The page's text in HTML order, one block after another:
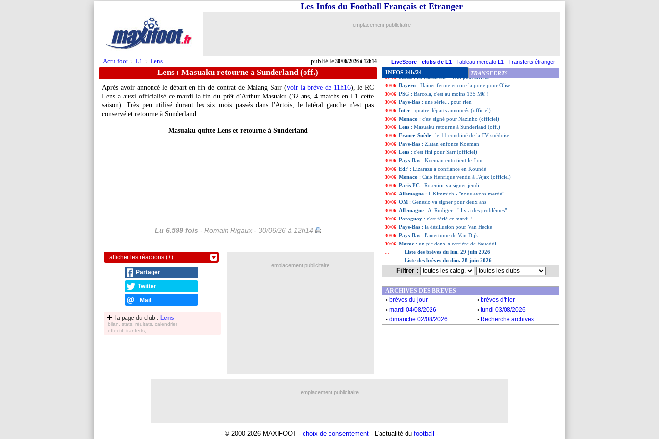
Actu foot > L1 > Lens publié le30/06/2026 à 12h14
Les Infos du Football Français et Etranger
emplacement publicitaire
LiveScore - clubs de L1 - Tableau mercato L1 - Transferts étranger
Lens : Masuaku retourne à Sunderland (off.)
Après avoir annoncé le départ en fin de contrat de Malang Sarr (voir la brève de 11h16), le RC
Lens a aussi officialisé ce mardi la fin du prêt d'Arthur Masuaku(32 ans, 4 matchs en L1 cette
saison). Très peu utilisé durant les six mois passés dans l'Artois, le latéral gauche n'est pas
conservé et retourne à Sunderland.
Masuaku quitte Lens et retourne à Sunderland
Lu 6.599 fois - Romain Rigaux - 30/06/26 à 12h14
afficher les réactions (+)
Partager
Twitter
Mail
la page du club : Lens
bilan, stats, réultats, calendrier,
effectif, tranferts, ...
INFOS 24h/24 TRANSFERTS
30/06 Iran: un ministre US savoure l'élimination
30/06 Bordeaux: le club envoyé en 6e division !
30/06 PSG
30/06 Allemagne: Klopp charge Undav
30/06 CAN: l'élargissement rejeté
: K. Källström - "tout peut arriver"
30/06 Bayern : Hainer ferme encore la porte pour Olise
30/06 PSG : Barcola, c'est au moins 135 M€ !
30/06 Pays-Bas : une série... pour rien
30/06 Inter : quatre départs annoncés (officiel)
30/06 Monaco : c'est signé pour Nazinho (officiel)
30/06 Lens : Masuaku retourne à Sunderland (off.)
30/06 France-Suède : le 11 combiné de la TV suédoise
30/06 Pays-Bas : Zlatan enfonce Koeman
30/06 Lens : c'est fini pour Sarr (officiel)
30/06 Pays-Bas : Koeman entretient le flou
30/06 EdF : Lizarazu a confiance en Koundé
30/06 Monaco : Caio Henrique vendu à l'Ajax (officiel)
30/06 Paris FC : Rosenior va signer jeudi
30/06 Allemagne : J. Kimmich - "nous avons merdé"
30/06 OM : Genesio va signer pour deux ans
30/06 Allemagne : A. Rüdiger - "il y a des problèmes"
30/06 Paraguay : c'est férié ce mardi !
30/06 Pays-Bas : la désillusion pour Van Hecke
30/06 Pays-Bas : l'amertume de Van Dijk
30/06 Maroc : un pic dans la carrière de Bouaddi
Liste des brèves du lun. 29 juin 2026
Liste des brèves du dim. 28 juin 2026
Filtrer :
emplacement publicitaire
ARCHIVES DES BREVES
. brèves du jour . brèves d'hier
. mardi 04/08/2026 . lundi 03/08/2026
. dimanche 02/08/2026 . Recherche archives
emplacement publicitaire
- © 2000-2026 MAXIFOOT - choix de consentement - L'actualité du football -